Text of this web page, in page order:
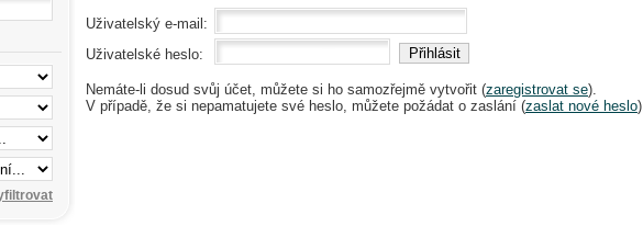
Uživatelský e-mail:
Uživatelské heslo:
Nemáte-li dosud svůj účet, můžete si ho samozřejmě vytvořit (zaregistrovat se).
V případě, že si nepamatujete své heslo, můžete požádat o zaslání (zaslat nové heslo).